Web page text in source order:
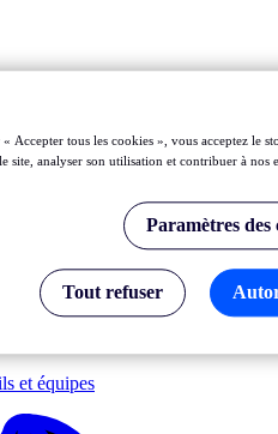
et équipes
Accepter tous les cookies », vous acceptez le
site, analyser son utilisation et contribuer à nos
Paramètres des
Tout refuser